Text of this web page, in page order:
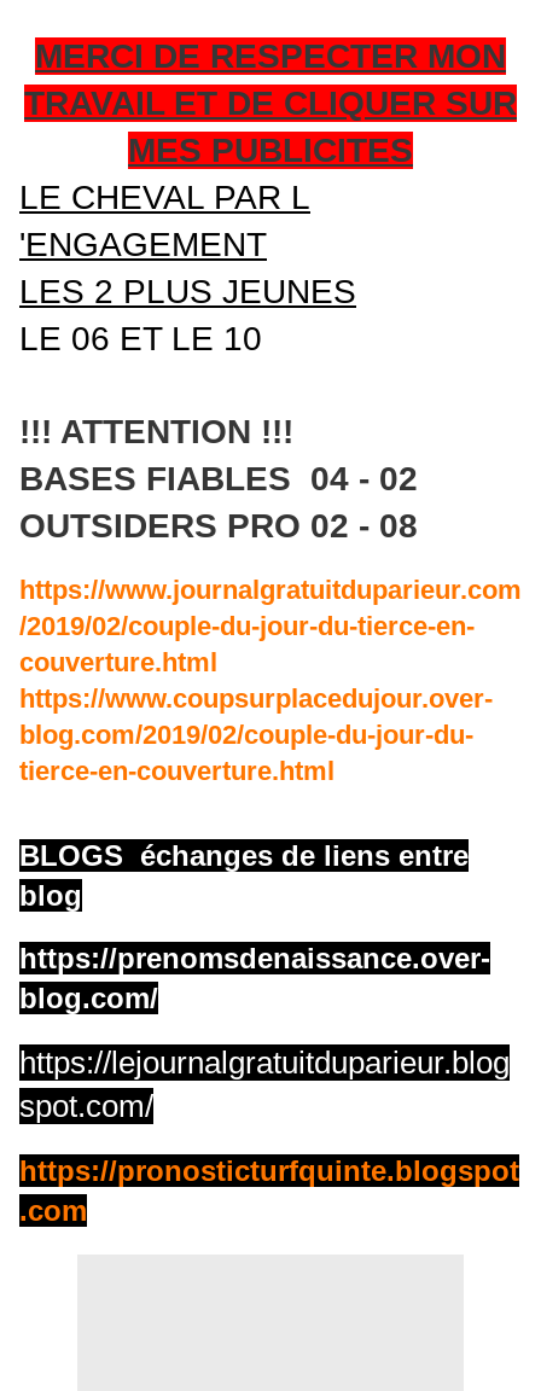
MERCI DE RESPECTER MON
TRAVAIL ET DE CLIQUER SUR
MES PUBLICITES
LE CHEVAL PAR L
'ENGAGEMENT
LES 2 PLUS JEUNES
LE 06 ET LE 10
!!! ATTENTION !!!
BASES FIABLES 04 - 02
OUTSIDERS PRO 02 - 08
https://www.journalgratuitduparieur.com
/2019/02/couple-du-jour-du-tierce-en-
couverture.html
https://www.coupsurplacedujour.over-
blog.com/2019/02/couple-du-jour-du-
tierce-en-couverture.html
BLOGS échanges de liens entre
blog
https://prenomsdenaissance.over-
blog.com/
https://lejournalgratuitduparieur.blog
spot.com/
https://pronosticturfquinte.blogspot
.com